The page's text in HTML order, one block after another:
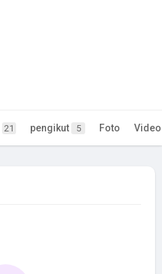
21 pengikut 5 Foto Video